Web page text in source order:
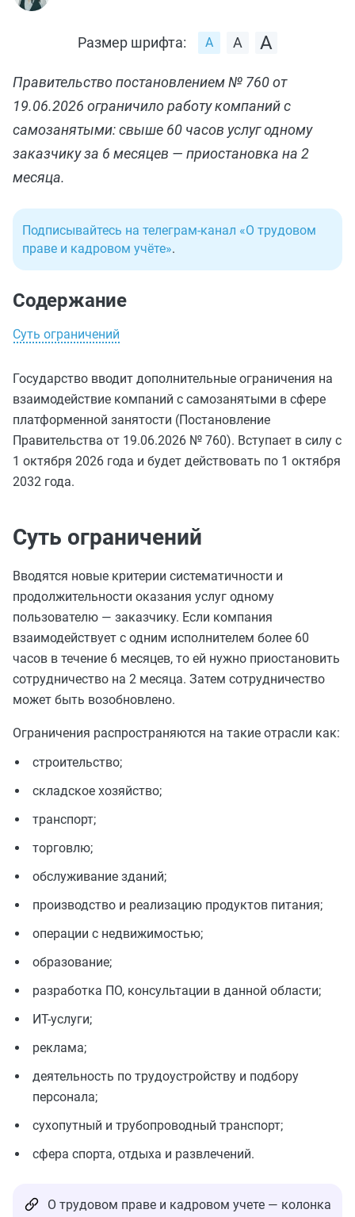
Размер шрифта:
Правительство постановлением № 760 от
19.06.2026 ограничило работу компаний с
самозанятыми: свыше 60 часов услуг одному
заказчику за 6 месяцев — приостановка на 2
месяца.
Подписывайтесь на телеграм-канал «О трудовом
праве и кадровом учёте».
Содержание
Суть ограничений
Государство вводит дополнительные ограничения на
взаимодействие компаний с самозанятыми в сфере
платформенной занятости (Постановление
Правительства от 19.06.2026 № 760). Вступает в силу с
1 октября 2026 года и будет действовать по 1 октября
2032 года.
Суть ограничений
Вводятся новые критерии систематичности и
продолжительности оказания услуг одному
пользователю — заказчику. Если компания
взаимодействует с одним исполнителем более 60
часов в течение 6 месяцев, то ей нужно приостановить
сотрудничество на 2 месяца. Затем сотрудничество
может быть возобновлено.
Ограничения распространяются на такие отрасли как:
строительство;
складское хозяйство;
транспорт;
торговлю;
обслуживание зданий;
производство и реализацию продуктов питания;
операции с недвижимостью;
образование;
разработка ПО, консультации в данной области;
ИТ-услуги;
реклама;
деятельность по трудоустройству и подбору
персонала;
сухопутный и трубопроводный транспорт;
сфера спорта, отдыха и развлечений.
О трудовом праве и кадровом учете — колонка